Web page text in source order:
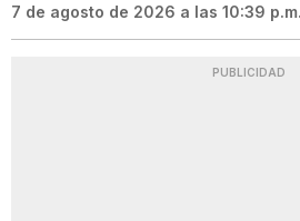
7 de agosto de 2026 a las 10:39 p.m.
PUBLICIDAD